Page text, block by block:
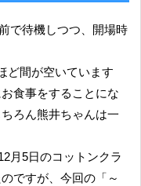
ど間が空いています
食事をすることにな
ろん熊井ちゃんは一
月5日のコットンクラ
ですが、今回の「～